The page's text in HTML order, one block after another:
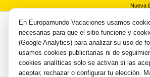
Nueva
En Europamundo Vacaciones usamos
necesarias para que el sitio funcione y
(Google Analytics) para analizar su uso de
usamos cookies publicitarias ni de
cookies analíticas solo se activan si las
aceptar, rechazar o configurar tu elección.